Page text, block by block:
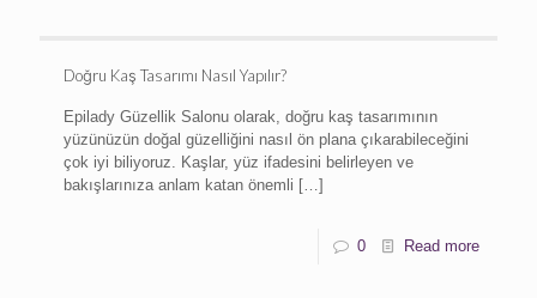
Doğru Kaş Tasarımı Nasıl Yapılır?
Epilady Güzellik Salonu olarak, doğru kaş tasarımının
yüzünüzün doğal güzelliğini nasıl ön plana çıkarabileceğini
çok iyi biliyoruz. Kaşlar, yüz ifadesini belirleyen ve
bakışlarınıza anlam katan önemli […]
0 Read more